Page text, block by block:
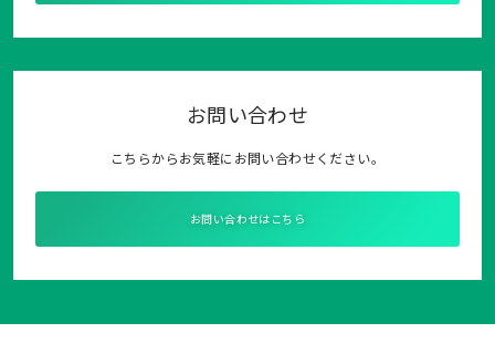
お問い合わせ
こちらからお気軽にお問い合わせください。
お問い合わせはこちら